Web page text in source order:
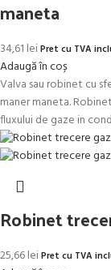
maneta
34,61 leiPret cu TVA
Adaugă în coș
Valva sau robinet cu
maner maneta.
fluxului de gaze in
Robinet
25,66leiPret cu TVA